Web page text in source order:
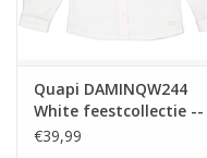
Quapi DAMINQW244
White feestcollectie --
€39,99